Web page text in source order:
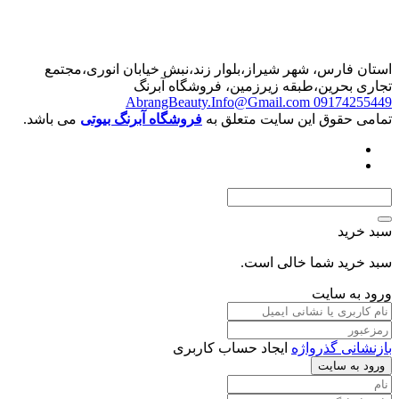
شهر شیراز،بلوار زند،نبش خیابان انوری،مجتمع
زیرزمین، فروشگاه آبرنگ
AbrangBeauty.Info@Gmail.com
این سایت متعلق به فروشگاه آبرنگ بیوتی می باشد.
شما خالی است.
سایت
گذرواژه ایجاد حساب کاربری
سایت